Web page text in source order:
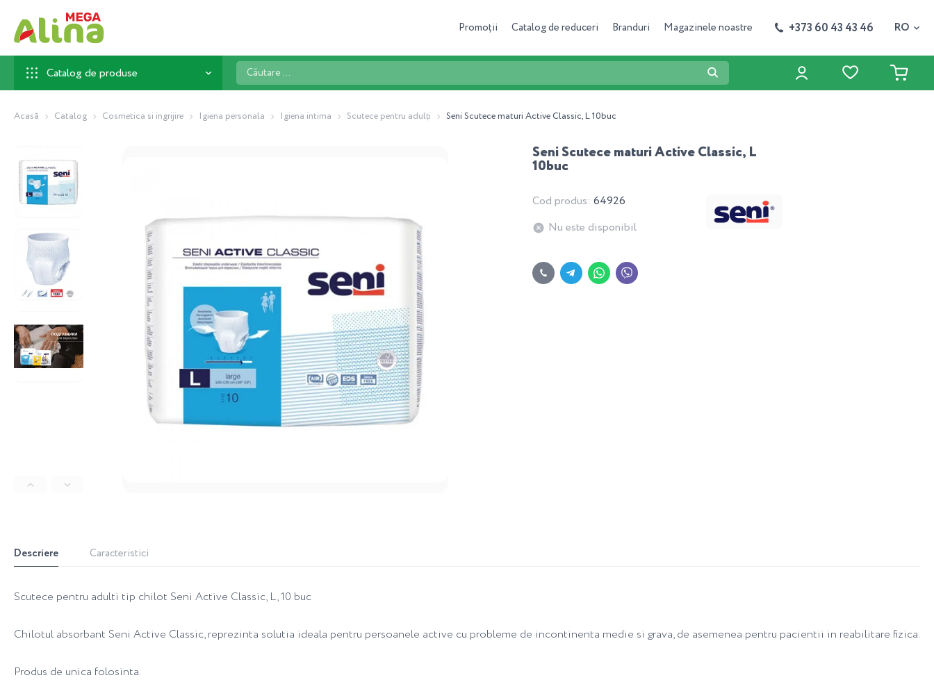
Promoții Catalog de reduceri Branduri Magazinele noastre +373 60 43 43 46 RO
Catalog de produse
Căutare
...
Acasă Catalog Cosmetica si ingrijire Igiena personala Igiena intima Scutece pentru adulți Seni Scutece maturi Active Classic, L 10buc
Seni Scutece maturi Active Classic, L
10buc
Cod produs: 64926
Nu este disponibil
Descriere Caracteristici
Scutece pentru adulti tip chilot Seni Active Classic, L, 10 buc
Chilotul absorbant Seni Active Classic, reprezinta solutia ideala pentru persoanele active cu probleme de incontinenta medie si grava, de asemenea pentru pacientii in reabilitare fizica.
Produs de unica folosinta.